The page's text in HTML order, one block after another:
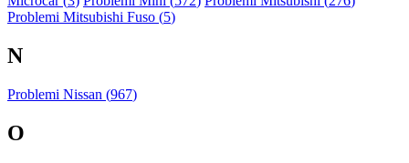
Problemi Mitsubishi Fuso (5)
N
Problemi Nissan (967)
O